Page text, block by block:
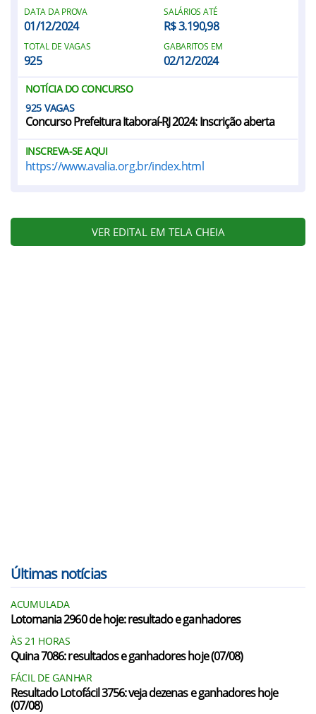
DATA DA PROVA
01/12/2024
SALÁRIOS ATÉ
R$ 3.190,98
TOTAL DE VAGAS
925
GABARITOS EM
02/12/2024
NOTÍCIA DO CONCURSO
925
Concurso Prefeitura Itaboraí-RJ 2024: Inscrição aberta
INSCREVA-SE AQUI
https://www.avalia.org.br/index.html
VER EDITAL EM TELA CHEIA
Últimas notícias
ACUMULADA
Lotomania 2960 de hoje: resultado e ganhadores
ÀS 21 HORAS
Quina 7086: resultados e ganhadores hoje (07/08)
FÁCIL DE GANHAR
Resultado Lotofácil 3756: veja dezenas e ganhadores hoje
(07/08)